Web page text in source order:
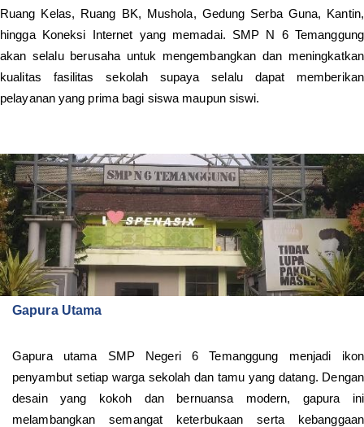
Ruang Kelas, Ruang BK, Mushola, Gedung Serba Guna, Kantin,
hingga Koneksi Internet yang memadai. SMP N 6 Temanggung
akan selalu berusaha untuk mengembangkan dan meningkatkan
kualitas fasilitas sekolah supaya selalu dapat memberikan
pelayanan yang prima bagi siswa maupun siswi.
Gapura Utama
Gapura utama SMP Negeri 6 Temanggung menjadi ikon
penyambut setiap warga sekolah dan tamu yang datang. Dengan
desain yang kokoh dan bernuansa modern, gapura ini
melambangkan semangat keterbukaan serta kebanggaan